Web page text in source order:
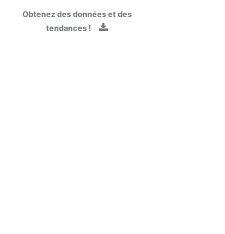
Obtenez des données et des
tendances !